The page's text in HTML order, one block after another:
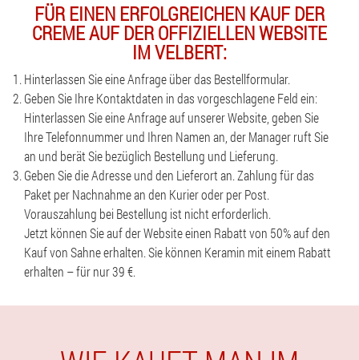
FÜR EINEN ERFOLGREICHEN KAUF DER
CREME AUF DER OFFIZIELLEN WEBSITE
IM VELBERT:
Hinterlassen Sie eine Anfrage über das Bestellformular.
Geben Sie Ihre Kontaktdaten in das vorgeschlagene Feld ein:
Hinterlassen Sie eine Anfrage auf unserer Website, geben Sie
Ihre Telefonnummer und Ihren Namen an, der Manager ruft Sie
an und berät Sie bezüglich Bestellung und Lieferung.
Geben Sie die Adresse und den Lieferort an. Zahlung für das
Paket per Nachnahme an den Kurier oder per Post.
Vorauszahlung bei Bestellung ist nicht erforderlich.
Jetzt können Sie auf der Website einen Rabatt von 50% auf den
Kauf von Sahne erhalten. Sie können Keramin mit einem Rabatt
erhalten – für nur 39 €.